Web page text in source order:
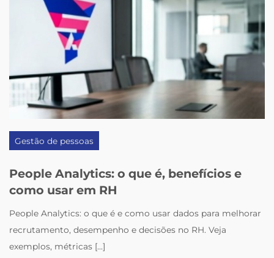
Gestão de pessoas
People Analytics: o que é, benefícios e
como usar em RH
People Analytics: o que é e como usar dados para melhorar
recrutamento, desempenho e decisões no RH. Veja
exemplos, métricas [...]